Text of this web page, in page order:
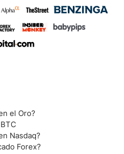
el Oro?
Nasdaq?
Forex?